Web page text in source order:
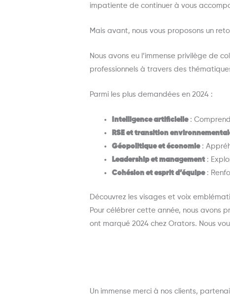
impatiente de continuer à vous
Mais avant, nous vous proposons un
Nous avons eu l’immense privilège de
professionnels à travers des
Parmi les plus demandées en 2024 :
Intelligence artificielle:
RSE et transition
Géopolitique et économie:
Leadership et management :
Cohésion et esprit d’équipe:
Découvrez les visages et voix
Pour célébrer cette année, nous avons
ont marqué 2024 chez Orators. Nous
Un immense merci à nos clients,